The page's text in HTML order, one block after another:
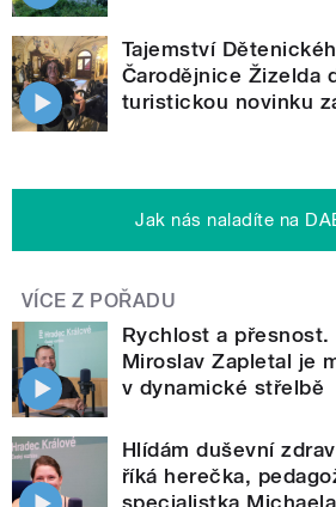
Tajemství
Čarodějnice Žizelda
turistickou novinku
Jak nás naladíte na
VÍCE Z POŘADU
Rychlost a
Miroslav Zapletal je
v dynamické střelbě
Hlídám duševní
říká herečka,
specialistka